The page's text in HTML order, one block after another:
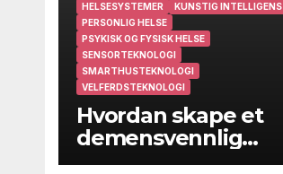
HELSESYSTEMER
KUNSTIG INTELLIGENS
PERSONLIG HELSE
PSYKISK OG FYSISK HELSE
SENSORTEKNOLOGI
SMARTHUSTEKNOLOGI
VELFERDSTEKNOLOGI
Hvordan skape et
demensvennlig
samfunn?